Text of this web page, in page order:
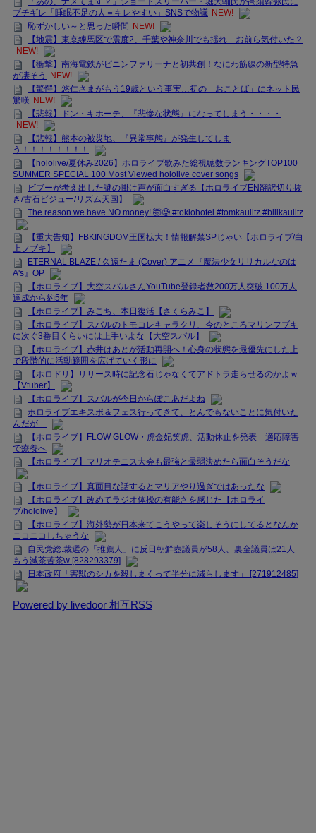
ブチギレ「睡眠不足の人＝キレやすい」SNSで物議 NEW!
恥ずかしい～と思った瞬間 NEW!
【地震】東京練馬区で震度2、千葉や神奈川でも揺れ…お前ら気付いた？
NEW!
【衝撃】南海電鉄がピニンファリーナと初共創！なにわ筋線の新型特急
が凄そう
NEW!
【驚愕】悠仁さまがもう19歳という事実…初の「おことば」にネット民
驚嘆 NEW!
【悲報】ドン・キホーテ、『悲惨な状態』になってしまう・・・・
NEW!
【悲報】熊本の被災地、『異常事態』が発生してしま
う！！！！！！！！
【hololive/夏休み2026】ホロライブ歌みた総視聴数ランキングTOP100
SUMMER SPECIAL 100 Most Viewed hololive cover songs
ビブーが考え出した謎の掛け声が面白すぎる【ホロライブEN翻訳切り抜
き/古石ビジュー/リズム天国】
The reason we have NO money! 🤯🥲 #tokiohotel #tomkaulitz #billkaulitz
【重大告知】FBKINGDOM王国拡大！情報解禁SPじゃい【ホロライブ/白
上フブキ】
ETERNAL BLAZE / 久遠たま (Cover) アニメ『魔法少女リリカルなのは
A's』OP
【ホロライブ】大空スバルさんYouTube登録者数200万人突破 100万人
達成から約5年
【ホロライブ】みこち、本日復活【さくらみこ】
【ホロライブ】スバルのトモコレキャラクリ、今のところマリンフブキ
に次ぐ3番目くらいには上手いよな【大空スバル】
【ホロライブ】赤井はあとが活動再開へ！心身の状態を最優先にした上
で段階的に活動範囲を広げていく形に
【ホロドリ】リリース時に記念石じゃなくてアドトラ走らせるのかよｗ
【Vtuber】
【ホロライブ】スバルが今日からぽこあだよね
ホロライブエキスポ＆フェス行ってきて、とんでもないことに気付いた
んだが…
【ホロライブ】FLOW GLOW・虎金妃笑虎、活動休止を発表 適応障害
で療養へ
【ホロライブ】マリオテニス大会も最強と最弱決めたら面白そうだな
【ホロライブ】真面目な話するとマリアやり過ぎではあったな
【ホロライブ】改めてラジオ体操の有能さを感じた【ホロライ
ブ/hololive】
【ホロライブ】海外勢が日本来てこうやって楽しそうにしてるとなんか
ニコニコしちゃうな
自民党総.裁選の「推薦人」に反日朝鮮壺議員が58人、裏金議員は21人
もう滅茶苦茶w [828293379]
日本政府「害獣のシカを殺しまくって半分に減らします」 [271912485]
Powered by livedoor 相互RSS